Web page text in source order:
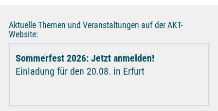
Aktuelle Themen und Veranstaltungen auf der AKT-
Website:
Sommerfest 2026: Jetzt anmelden!
Einladung für den 20.08. in Erfurt